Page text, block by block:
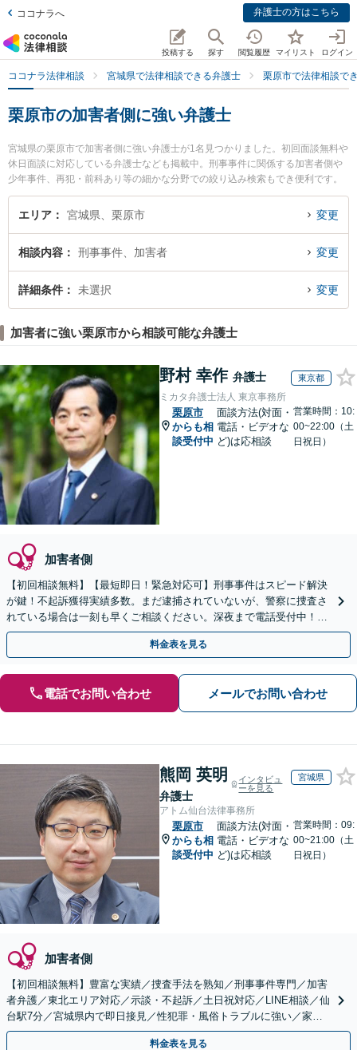
ココナラへ 弁護士の方はこちら
投稿する 探す 閲覧履歴 マイリスト ログイン
ココナラ法律相談 宮城県で法律相談できる弁護士 栗原市で法律相談で
栗原市の加害者側に強い弁護士
宮城県の栗原市で加害者側に強い弁護士が1名見つかりました。初回面談無料や
休日面談に対応している弁護士なども掲載中。刑事事件に関係する加害者側や
少年事件、再犯・前科あり等の細かな分野での絞り込み検索もでき便利です。
特に築館法律事務所の庄司 智弥弁護士のプロフィール情報や弁護士費用、強み
などが注目されています。『栗原市で土日や夜間に発生した加害者側のトラブ
内の弁護士に相談予約したい』などでお困りの相談者さんにおすすめです。
エリア 宮城県、栗原市 変更
相談内容 刑事事件、加害者 変更
詳細条件 未選択 変更
加害者に強い栗原市から相談可能な弁護士
野村 幸作 弁護士 東京都
ミカタ弁護士法人 東京事務所
栗原市
からも相
談受付中
面談方法(対面・
電話・ビデオな
ど)は応相談
営業時間：10:
00~22:00（土
日祝日）
加害者側
【初回相談無料】【最短即日！緊急対応可】刑事事件はスピード解決
が鍵！不起訴獲得実績多数。まだ逮捕されていないが、警察に捜査さ
れている場合は一刻も早くご相談ください。深夜まで電話受付中！痴
漢／盗撮／のぞき／その他性犯罪など
料金表を見る
電話でお問い合わせ メールでお問い合わせ
熊岡 英明
弁護士
インタビュ
ーを見る
宮城県
アトム仙台法律事務所
栗原市
からも相
談受付中
面談方法(対面・
電話・ビデオな
ど)は応相談
営業時間：09:
00~21:00（土
日祝日）
加害者側
【初回相談無料】豊富な実績／捜査手法を熟知／刑事事件専門／加害
者弁護／東北エリア対応／示談・不起訴／土日祝対応／LINE相談／仙
台駅7分／宮城県内で即日接見／性犯罪・風俗トラブルに強い／家族
が逮捕されたら至急ご連絡を！
料金表を見る